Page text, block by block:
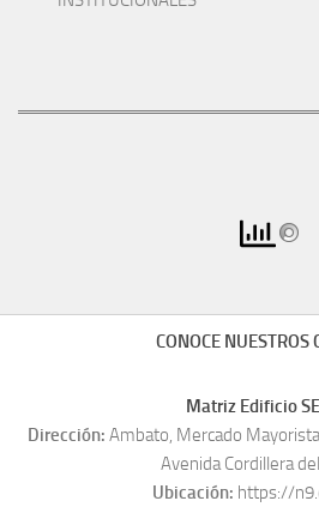
CONOCE NUESTROS
Matriz Edificio
Dirección: Ambato, Mercado
Avenida Cordillera
Ubicación: https://